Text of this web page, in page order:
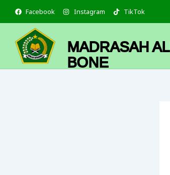
content
Facebook Instagram TikTok
MADRASAH
BONE